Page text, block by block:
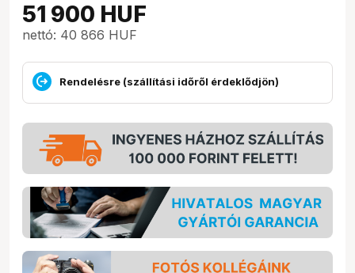
51 900 HUF
nettó: 40 866 HUF
Rendelésre (szállítási időről érdeklődjön)